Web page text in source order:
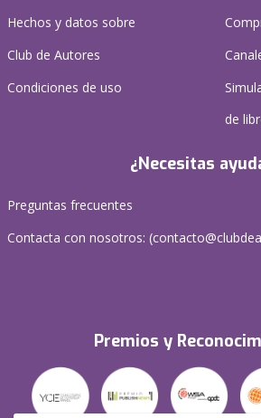
Hechos y datos sobre
Club de Autores
Condiciones de uso
de
¿Necesitas
Preguntas frecuentes
Contacta con nosotros: (
Premios y